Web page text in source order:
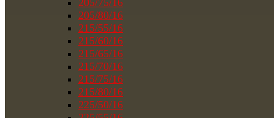
205/75/16
205/80/16
215/55/16
215/60/16
215/65/16
215/70/16
215/75/16
215/80/16
225/50/16